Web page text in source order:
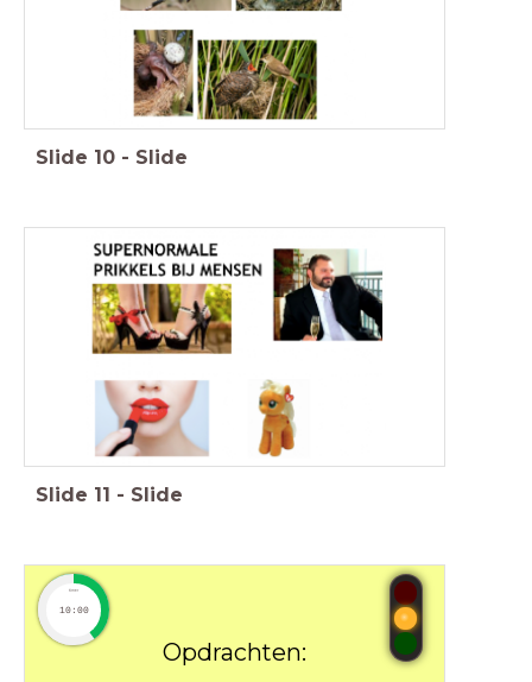
Slide 10 - Slide
Slide 11 - Slide
Opdrachten:
timer
10:00